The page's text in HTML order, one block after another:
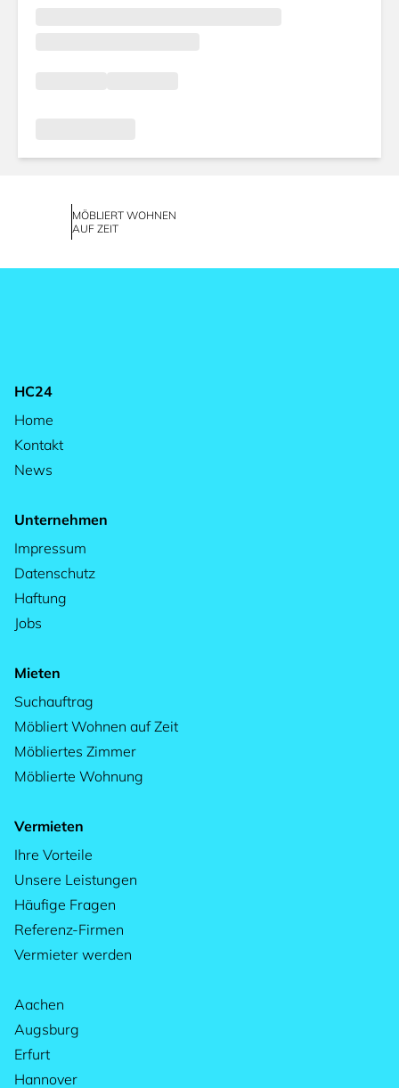
MÖBLIERT WOHNEN
AUF ZEIT
HC24
Home
Kontakt
News
Unternehmen
Impressum
Datenschutz
Haftung
Jobs
Mieten
Suchauftrag
Möbliert Wohnen auf Zeit
Möbliertes Zimmer
Möblierte Wohnung
Vermieten
Ihre Vorteile
Unsere Leistungen
Häufige Fragen
Referenz-Firmen
Vermieter werden
Aachen
Augsburg
Erfurt
Hannover